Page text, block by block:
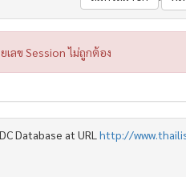
เลข Session ไม่ถูกต้อง
Database at URL http://